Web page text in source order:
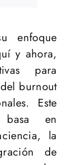
enfoque
y ahora,
para
burnout
Este
basa en
la
de